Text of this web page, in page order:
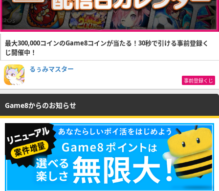
最大300,000コインのGame8コインが当たる！30秒で引ける事前登録く
じ開催中！
るぅみマスター
事前登録くじ
Game8からのお知らせ